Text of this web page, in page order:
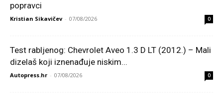
popravci
Kristian Sikavičev - 07/08/2026 0
Test rabljenog: Chevrolet Aveo 1.3 D LT (2012.) – Mali
dizelaš koji iznenađuje niskim...
Autopress.hr - 07/08/2026 0